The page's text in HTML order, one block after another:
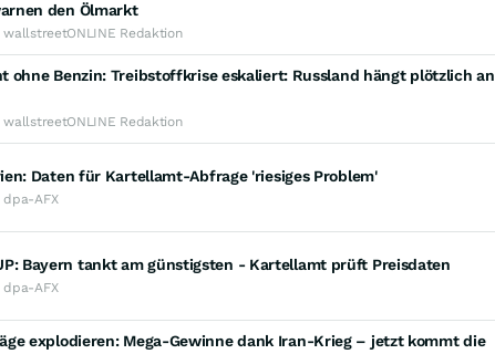
den Ölmarkt
wallstreetONLINE Redaktion
ohne Benzin: Treibstoffkrise eskaliert: Russland hängt plötzlich an
wallstreetONLINE Redaktion
Daten für Kartellamt-Abfrage 'riesiges Problem'
dpa-AFX
Bayern tankt am günstigsten - Kartellamt prüft Preisdaten
dpa-AFX
explodieren: Mega-Gewinne dank Iran-Krieg – jetzt kommt die